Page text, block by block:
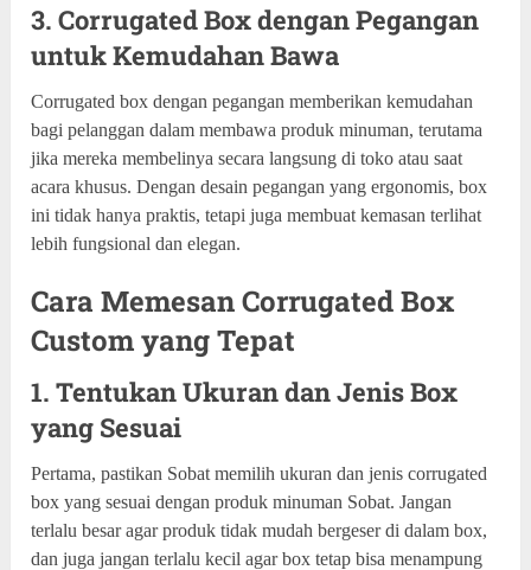
3. Corrugated Box dengan Pegangan
untuk Kemudahan Bawa
Corrugated box dengan pegangan memberikan kemudahan
bagi pelanggan dalam membawa produk minuman, terutama
jika mereka membelinya secara langsung di toko atau saat
acara khusus. Dengan desain pegangan yang ergonomis, box
ini tidak hanya praktis, tetapi juga membuat kemasan terlihat
lebih fungsional dan elegan.
Cara Memesan Corrugated Box
Custom yang Tepat
1. Tentukan Ukuran dan Jenis Box
yang Sesuai
Pertama, pastikan Sobat memilih ukuran dan jenis corrugated
box yang sesuai dengan produk minuman Sobat. Jangan
terlalu besar agar produk tidak mudah bergeser di dalam box,
dan juga jangan terlalu kecil agar box tetap bisa menampung